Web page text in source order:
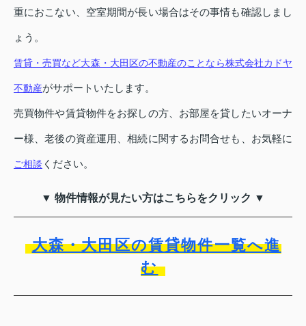
重におこない、空室期間が長い場合はその事情も確認しまし
ょう。
賃貸・売買など大森・大田区の不動産のことなら株式会社カドヤ
不動産がサポートいたします。
売買物件や賃貸物件をお探しの方、お部屋を貸したいオーナ
ー様、老後の資産運用、相続に関するお問合せも、お気軽に
ご相談 ください。
▼ 物件情報が見たい方はこちらをクリック ▼
大森・大田区の賃貸物件一覧へ進
む